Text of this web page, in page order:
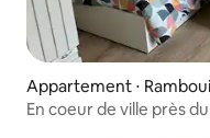
Appartement ⋅
En coeur de ville près